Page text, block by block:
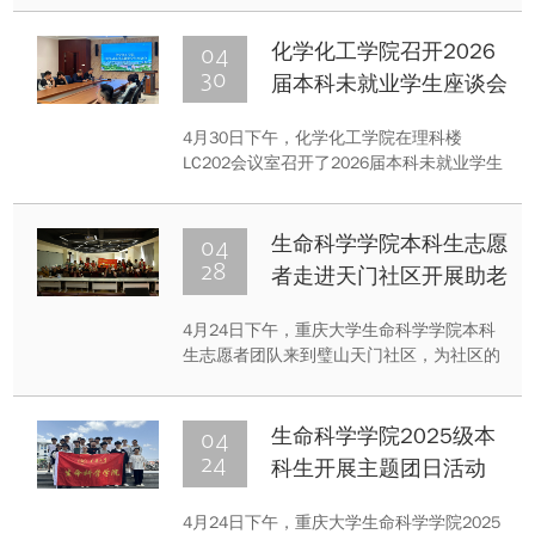
特等奖，并受邀参加4月30日举办的代表剧
目现场展演。
04
30
化学化工学院召开2026
届本科未就业学生座谈会
4月30日下午，化学化工学院在理科楼
LC202会议室召开了2026届本科未就业学生
把脉学生求职症结，帮助毕业生明确就业方
向，提振就业信心。学院相关辅导员及本科
毕业班未就业学生共同参加了此次会议。
04
28
生命科学学院本科生志愿
者走进天门社区开展助老
4月24日下午，重庆大学生命科学学院本科
生志愿者团队来到璧山天门社区，为社区的
康运动与手工互动展开，让老人们在春日的
氛围中收获了知识与欢乐。
04
24
生命科学学院2025级本
科生开展主题团日活动
4月24日下午，重庆大学生命科学学院2025